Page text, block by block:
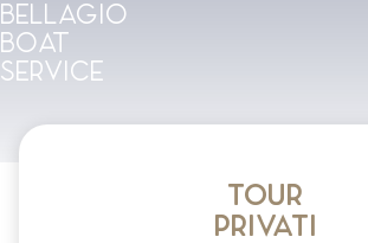
Bellagio
boat
service
Tour
privati